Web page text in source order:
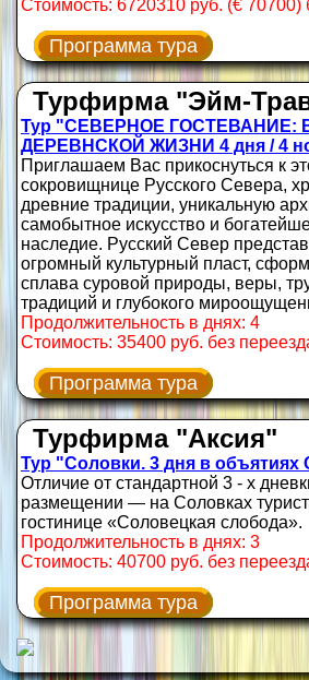
Стоимость: 6720310 руб. (€ 70700)
Программа тура
Турфирма "Эйм-
Тур "СЕВЕРНОЕ ГОСТЕВАНИЕ:
ДЕРЕВНСКОЙ ЖИЗНИ 4 дня / 4
Приглашаем Вас прикоснуться к
сокровищнице Русского Севера,
древние традиции, уникальную
самобытное искусство и
наследие. Русский Север
огромный культурный пласт,
сплава суровой природы, веры,
традиций и глубокого
Продолжительность в днях: 4
Стоимость: 35400 руб. без
Программа тура
Турфирма "Аксия"
Тур "Соловки. 3 дня в объятиях
Отличие от стандартной 3 - х
размещении — на Соловках
гостинице «Соловецкая слобода».
Продолжительность в днях: 3
Стоимость: 40700 руб. без
Программа тура